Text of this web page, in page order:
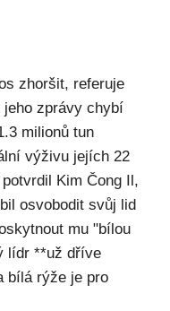
zhoršit, referuje
jeho zprávy chybí
milionů tun
výživu jejích 22
Kim Čong Il,
osvobodit svůj lid
mu "bílou
lídr **už dříve
bílá rýže je pro